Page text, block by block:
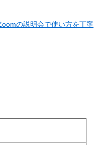
の説明会で使い方を丁寧